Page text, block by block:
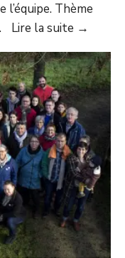
Thème
Lire la suite →